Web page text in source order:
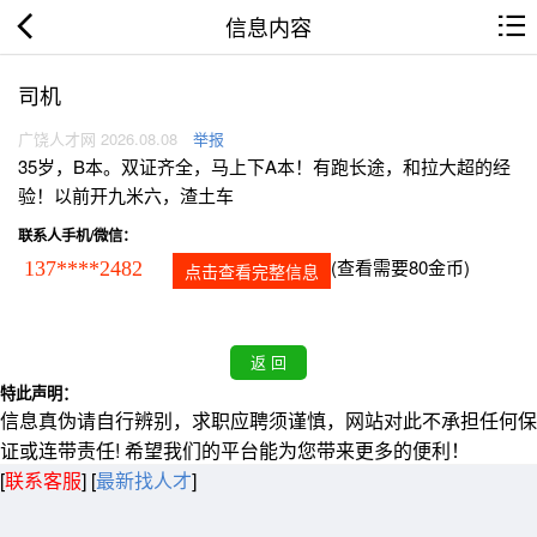
信息内容
司机
广饶人才网 2026.08.08 举报
35岁，B本。双证齐全，马上下A本！有跑长途，和拉大超的经
验！以前开九米六，渣土车
联系人手机/微信：
137****2482 点击查看完整信息 (查看需要80金币)
特此声明：
信息真伪请自行辨别，求职应聘须谨慎，网站对此不承担任何保
证或连带责任! 希望我们的平台能为您带来更多的便利！
[联系客服] [最新找人才]